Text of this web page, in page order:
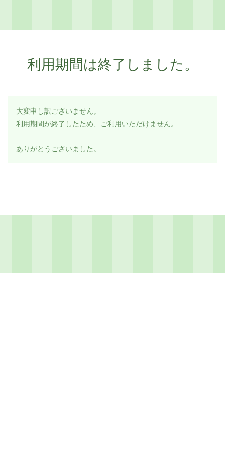
利用期間は終了しました。
大変申し訳ございません。
利用期間が終了したため、ご利用いただけません。
ありがとうございました。